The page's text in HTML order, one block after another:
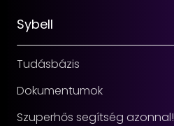
Sybell
Tudásbázis
Dokumentumok
Szuperhős segítség azonnal!